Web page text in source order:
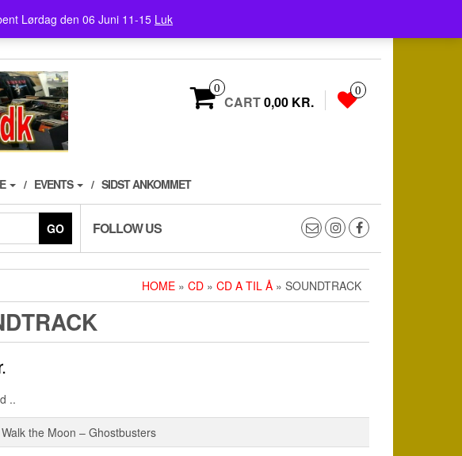
Lørdag den 06 Juni 11-15 Luk
0
CART0,00 KR.
0
EVENTS SIDST ANKOMMET
GO FOLLOW US
HOME » CD » CD A TIL Å » SOUNDTRACK
..
Walk the Moon – Ghostbusters